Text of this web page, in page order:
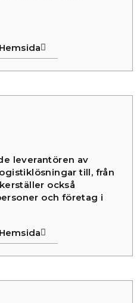
leverantören av
till, från
också
och företag i